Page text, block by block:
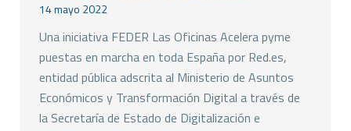
14 mayo 2022
Una iniciativa FEDER Las Oficinas Acelera pyme
puestas en marcha en toda España por Red.es,
entidad pública adscrita al Ministerio de Asuntos
Económicos y Transformación Digital a través de
la Secretaría de Estado de Digitalización e